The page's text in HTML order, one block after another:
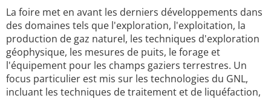
La foire met en avant les derniers développements dans
des domaines tels que l'exploration, l'exploitation, la
production de gaz naturel, les techniques d'exploration
géophysique, les mesures de puits, le forage et
l'équipement pour les champs gaziers terrestres. Un
focus particulier est mis sur les technologies du GNL,
incluant les techniques de traitement et de liquéfaction,